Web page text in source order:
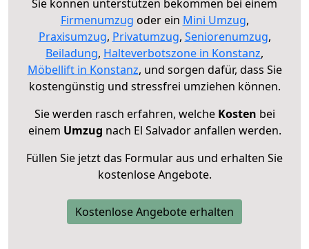
Sie können unterstützen bekommen bei einem
Firmenumzug oder ein Mini Umzug,
Praxisumzug, Privatumzug, Seniorenumzug,
Beiladung, Halteverbotszone in Konstanz,
Möbellift in Konstanz, und sorgen dafür, dass Sie
kostengünstig und stressfrei umziehen können.
Sie werden rasch erfahren, welche Kosten bei
einem Umzug nach El Salvador anfallen werden.
Füllen Sie jetzt das Formular aus und erhalten Sie
kostenlose Angebote.
Kostenlose Angebote erhalten